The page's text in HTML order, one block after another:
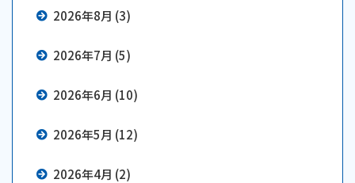
2026年8月 (3)
2026年7月 (5)
2026年6月 (10)
2026年5月 (12)
2026年4月 (2)